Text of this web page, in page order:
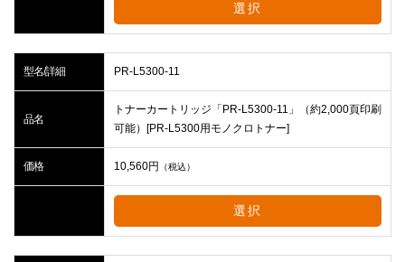
選択
型名/詳細 PR-L5300-11
品名
トナーカートリッジ「PR-L5300-11」（約2,000頁印刷
可能）[PR-L5300用モノクロトナー]
価格 10,560円 （税込）
選択